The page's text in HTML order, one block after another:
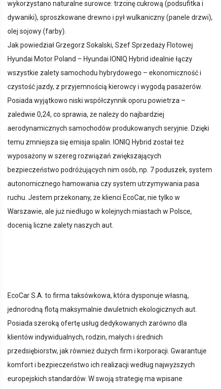
wykorzystano naturalne surowce: trzcinę cukrową (podsufitka i
dywaniki), sproszkowane drewno i pył wulkaniczny (panele drzwi),
olej sojowy (farby).
Jak powiedział Grzegorz Sokalski, Szef Sprzedaży Flotowej
Hyundai Motor Poland – Hyundai IONIQ Hybrid idealnie łączy
wszystkie zalety samochodu hybrydowego – ekonomiczność i
czystość jazdy, z przyjemnością kierowcy i wygodą pasażerów.
Posiada wyjątkowo niski współczynnik oporu powietrza –
zaledwie 0,24, co sprawia, że należy do najbardziej
aerodynamicznych samochodów produkowanych seryjnie. Dzięki
temu zmniejsza się emisja spalin. IONIQ Hybrid został też
wyposażony w szereg rozwiązań zwiększających
bezpieczeństwo podróżujących nim osób, np. 7 poduszek, system
autonomicznego hamowania czy system utrzymywania pasa
ruchu. Jestem przekonany, że klienci EcoCar, nie tylko w
Warszawie, ale już niedługo w kolejnych miastach w Polsce,
docenią liczne zalety naszych aut.
EcoCar S.A. to firma taksówkowa, która dysponuje własną,
jednorodną flotą maksymalnie dwuletnich ekologicznych aut.
Posiada szeroką ofertę usług dedykowanych zarówno dla
klientów indywidualnych, rodzin, małych i średnich
przedsiębiorstw, jak również dużych firm i korporacji. Gwarantuje
komfort i bezpieczeństwo ich realizacji według najwyższych
europejskich standardów. W swoją strategię ma wpisane